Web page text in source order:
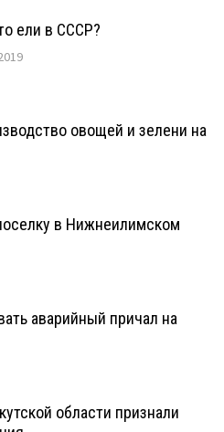
ели в СССР?
овощей и зелени на
в Нижнеилимском
аварийный причал на
области признали